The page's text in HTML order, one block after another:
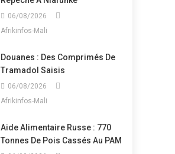
06/08/2026
Afrikinfos-Mali
Douanes : Des Comprimés De
Tramadol Saisis
06/08/2026
Afrikinfos-Mali
Aide Alimentaire Russe : 770
Tonnes De Pois Cassés Au PAM